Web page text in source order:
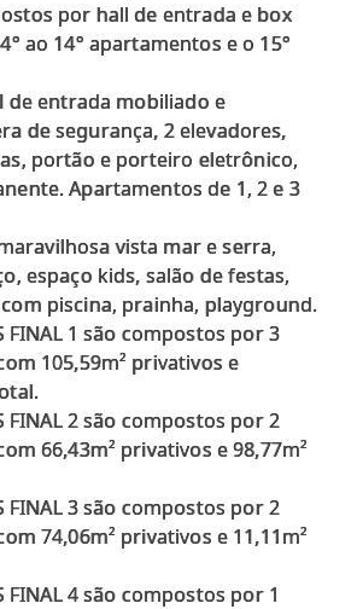
por hall de entrada e box
ao 14° apartamentos e o 15°
de entrada mobiliado e
de segurança, 2 elevadores,
portão e porteiro eletrônico,
Apartamentos de 1, 2 e 3
vista mar e serra,
espaço kids, salão de festas,
piscina, prainha, playground.
FINAL 1 são compostos por 3
105,59m² privativos e
FINAL 2 são compostos por 2
66,43m² privativos e 98,77m²
FINAL 3 são compostos por 2
74,06m² privativos e 11,11m²
FINAL 4 são compostos por 1